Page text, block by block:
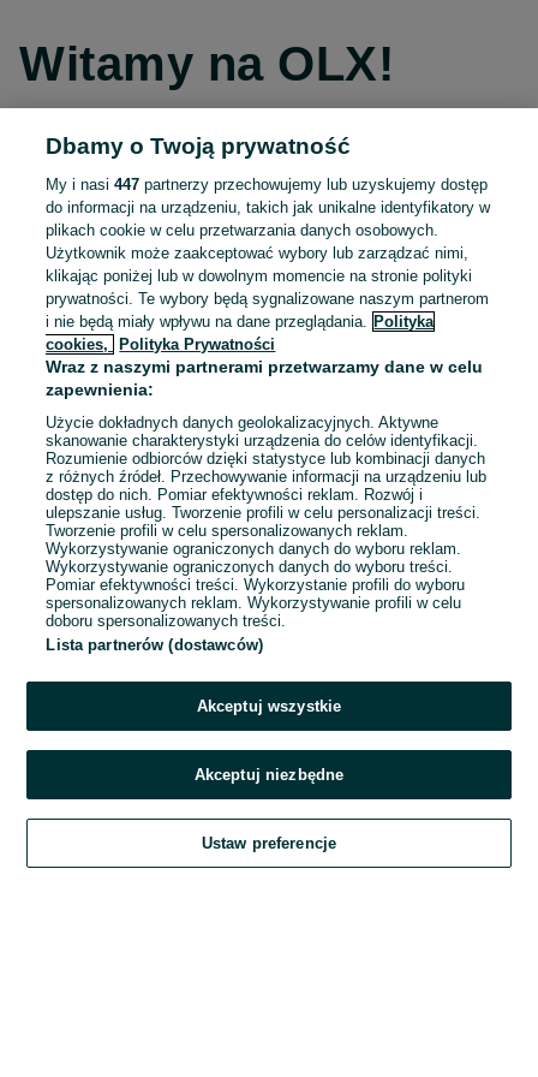
Witamy na OLX!
Kontynuuj przez Facebooka
Kontynuuj przez konto Apple
Kontynuuj przez konto Google
LUB
E-mail
Hasło
Zaloguj się
Kontynuując za pośrednictwem jednego z dostawców wskazanych powyżej,
OLX.pl w jego aktualnym brzmieniu.
Dbamy o Twoją prywatność
My i nasi447 partnerzy przechowujemy lub uzyskujemy dostęp
do informacji na urządzeniu, takich jak unikalne identyfikatory w
plikach cookie w celu przetwarzania danych osobowych.
Użytkownik może zaakceptować wybory lub zarządzać nimi,
klikając poniżej lub w dowolnym momencie na stronie polityki
prywatności. Te wybory będą sygnalizowane naszym partnerom
i nie będą miały wpływu na dane przeglądania.
Polityka
cookies,
Polityka Prywatności
Wraz z naszymi partnerami przetwarzamy dane w celu
zapewnienia:
Użycie dokładnych danych geolokalizacyjnych. Aktywne
skanowanie charakterystyki urządzenia do celów identyfikacji.
Rozumienie odbiorców dzięki statystyce lub kombinacji danych
z różnych źródeł. Przechowywanie informacji na urządzeniu lub
dostęp do nich. Pomiar efektywności reklam. Rozwój i
ulepszanie usług. Tworzenie profili w celu personalizacji treści.
Tworzenie profili w celu spersonalizowanych reklam.
Wykorzystywanie ograniczonych danych do wyboru reklam.
Wykorzystywanie ograniczonych danych do wyboru treści.
Pomiar efektywności treści. Wykorzystanie profili do wyboru
spersonalizowanych reklam. Wykorzystywanie profili w celu
doboru spersonalizowanych treści.
Lista partnerów (dostawców)
Akceptuj wszystkie
Akceptuj niezbędne
Ustaw preferencje